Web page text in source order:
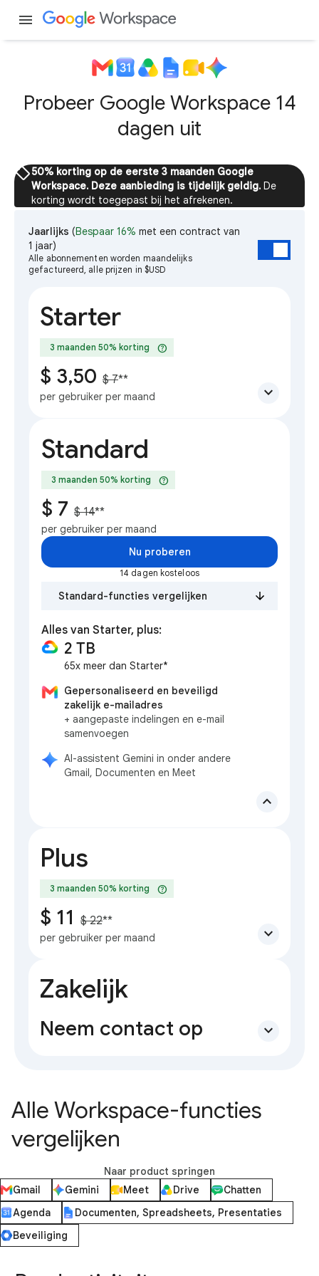
menu
Probeer Google Workspace 14
dagen uit
sell50% korting op de eerste 3 maanden Google
Workspace. Deze aanbieding is tijdelijk geldig. De
korting wordt toegepast bij het afrekenen.
Jaarlijks (Bespaar 16% met een contract van
1 jaar)
Alle abonnementen worden maandelijks
gefactureerd, alle prijzen in $USD
Starter
3 maanden 50% korting help
$ 3,50 $ 7**
per gebruiker per maand expand_more
Standard
3 maanden 50% korting help
$ 7 $ 14**
per gebruiker per maand
Nu proberen
14 dagen kosteloos
Standard-functies vergelijken
Alles van Starter, plus:
2 TB
65x meer dan Starter*
Gepersonaliseerd en beveiligd
zakelijk e-mailadres
+ aangepaste indelingen en e-mail
samenvoegen
AI-assistent Gemini in onder andere
Gmail, Documenten en Meet
expand_less
Plus
3 maanden 50% korting help
$ 11 $ 22**
per gebruiker per maand expand_more
Zakelijk
Neem contact op expand_more
Alle Workspace-functies
vergelijken
Naar product springen
Gmail
Gemini Meet Drive
Chatten
Agenda
Documenten, Spreadsheets, Presentaties
Beveiliging